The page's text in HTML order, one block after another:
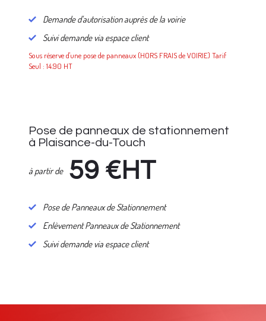
Demande d'autorisation auprès de la voirie
Suivi demande via espace client
Sous réserve d'une pose de panneaux (HORS FRAIS de VOIRIE) Tarif
Seul : 14.90 HT
Pose de panneaux de stationnement
à Plaisance-du-Touch
à partir de 59 €HT
Pose de Panneaux de Stationnement
Enlèvement Panneaux de Stationnement
Suivi demande via espace client